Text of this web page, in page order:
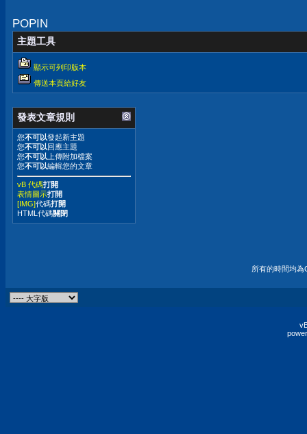
POPIN
主題工具
顯示可列印版本
傳送本頁給好友
發表文章規則
您不可以發起新主題
您不可以 回應主題
您不可以 上傳附加檔案
您不可以編輯您的文章
vB 代碼打開
表情圖示打開
[IMG]代碼打開
HTML代碼關閉
所有的時間均為